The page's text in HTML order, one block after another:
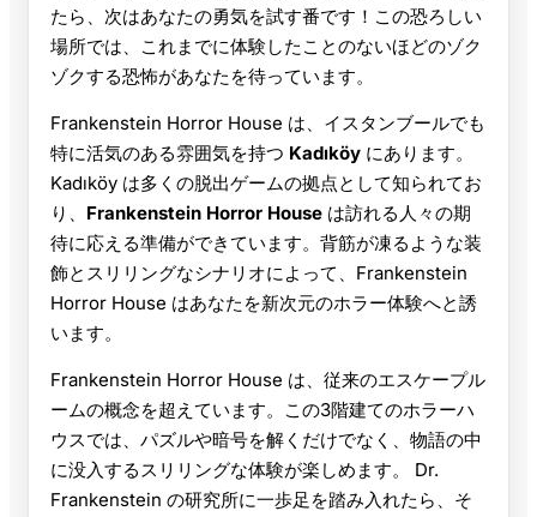
たら、次はあなたの勇気を試す番です！この恐ろしい
場所では、これまでに体験したことのないほどのゾク
ゾクする恐怖があなたを待っています。
Frankenstein Horror House は、イスタンブールでも
特に活気のある雰囲気を持つ Kadıköy にあります。
Kadıköy は多くの脱出ゲームの拠点として知られてお
り、 Frankenstein Horror House は訪れる人々の期
待に応える準備ができています。背筋が凍るような装
飾とスリリングなシナリオによって、Frankenstein
Horror House はあなたを新次元のホラー体験へと誘
います。
Frankenstein Horror House は、従来のエスケープル
ームの概念を超えています。この3階建てのホラーハ
ウスでは、パズルや暗号を解くだけでなく、物語の中
に没入するスリリングな体験が楽しめます。 Dr.
Frankenstein の研究所に一歩足を踏み入れたら、そ